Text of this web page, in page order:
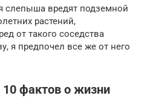
слепыша вредят подземной
растений,
от такого соседства
я предпочел все же от него
фактов о жизни